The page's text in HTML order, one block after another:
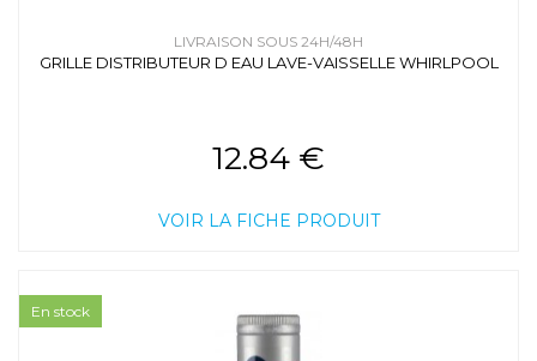
LIVRAISON SOUS 24H/48H
GRILLE DISTRIBUTEUR D EAU LAVE-VAISSELLE WHIRLPOOL
12.84 €
VOIR LA FICHE PRODUIT
En stock